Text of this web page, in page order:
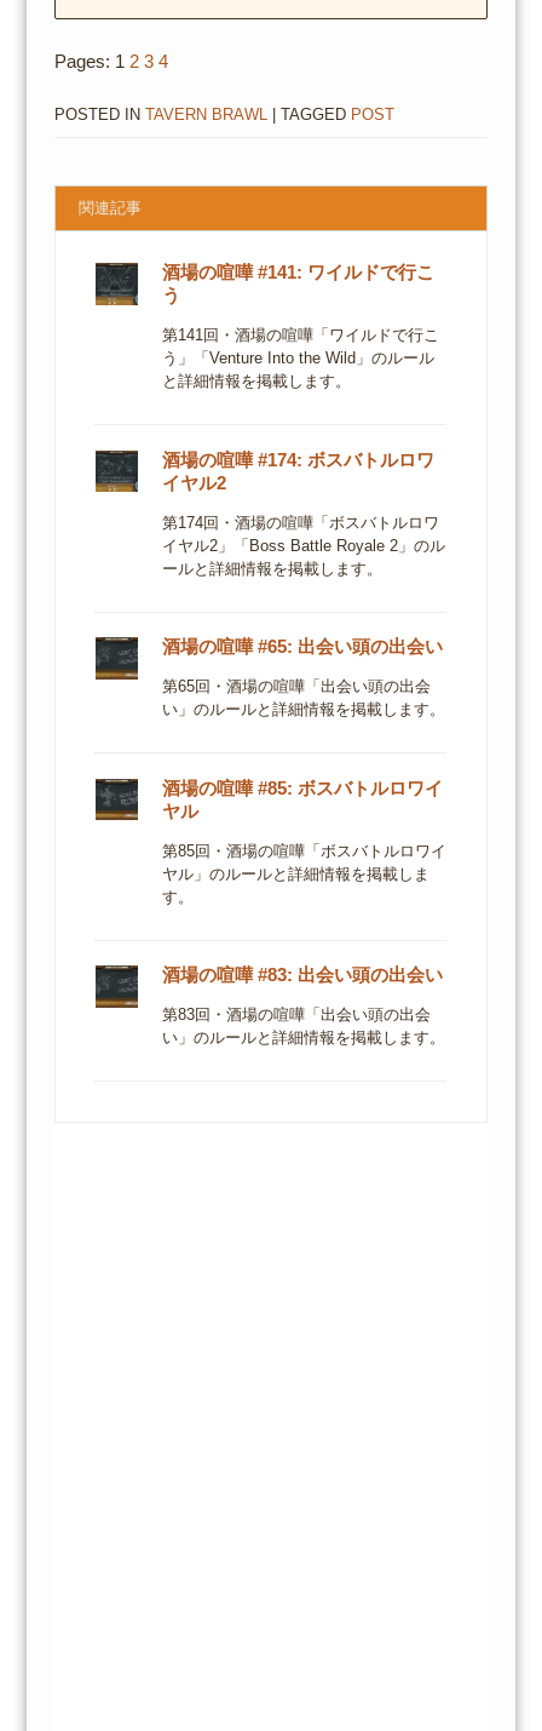
Pages: 1 2 3 4
POSTED IN TAVERN BRAWL | TAGGED POST
関連記事
酒場の喧嘩 #141: ワイルドで行こ
う
第141回・酒場の喧嘩「ワイルドで行こ
う」「Venture Into the Wild」のルール
と詳細情報を掲載します。
酒場の喧嘩 #174: ボスバトルロワ
イヤル2
第174回・酒場の喧嘩「ボスバトルロワ
イヤル2」「Boss Battle Royale 2」のル
ールと詳細情報を掲載します。
酒場の喧嘩 #65: 出会い頭の出会い
第65回・酒場の喧嘩「出会い頭の出会
い」のルールと詳細情報を掲載します。
酒場の喧嘩 #85: ボスバトルロワイ
ヤル
第85回・酒場の喧嘩「ボスバトルロワイ
ヤル」のルールと詳細情報を掲載しま
す。
酒場の喧嘩 #83: 出会い頭の出会い
第83回・酒場の喧嘩「出会い頭の出会
い」のルールと詳細情報を掲載します。